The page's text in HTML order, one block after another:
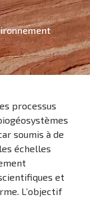
processus
soumis à de
échelles
et
L’objectif